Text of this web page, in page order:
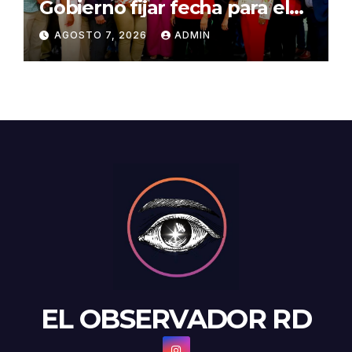
Gobierno fijar fecha para el
pago de la Evaluación del
Desempeño
AGOSTO 7, 2026 ADMIN
EL OBSERVADOR RD